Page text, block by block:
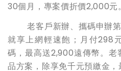
30個月，專案價折價2,000元。
老客戶新辦、攜碼申辦第
就享上網輕速飽；月付298
碼，最高送2,900遠傳幣。老
品方案，除享免千元預繳金，